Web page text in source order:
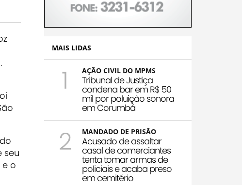
seu
o
MAIS LIDAS
1 AÇÃO CIVIL DO MPMS
Tribunal de Justiça
condena bar em R$ 50
mil por poluição sonora
em Corumbá
2 MANDADO DE PRISÃO
Acusado de assaltar
casal de comerciantes
tenta tomar armas de
policiais e acaba preso
em cemitério